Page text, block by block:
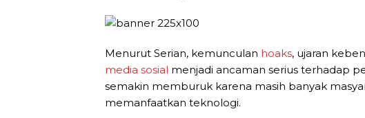
Menurut Serian, kemunculan hoaks, ujaran
media sosial menjadi ancaman serius terhadap
semakin memburuk karena masih banyak
memanfaatkan teknologi.